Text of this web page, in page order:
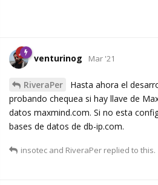
venturinog Mar '21
RiveraPer
Hasta ahora el
probando chequea si hay llave de
datos maxmind.com. Si no esta
bases de datos de db-ip.com.
insotec and RiveraPer replied to this.